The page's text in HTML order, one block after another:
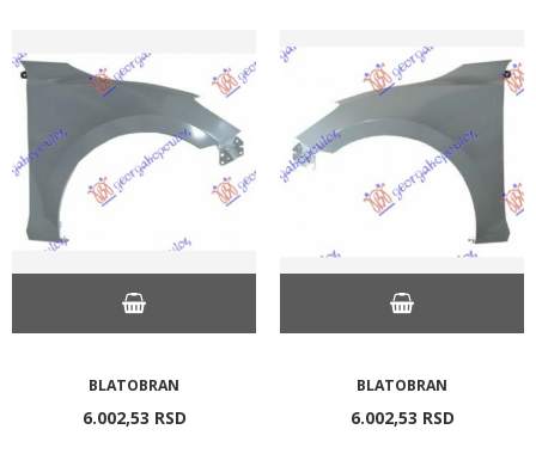
BLATOBRAN
6.002,53 RSD
BLATOBRAN
6.002,53 RSD